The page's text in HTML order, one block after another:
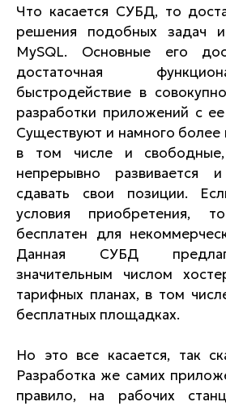
Что касается СУБД, то
решения подобных задач
MySQL. Основные его
достаточная
быстродействие в
разработки приложений с
Существуют и намного
в том числе и
непрерывно развивается
сдавать свои позиции.
условия приобретения,
бесплатен для
Данная СУБД
значительным числом
тарифных планах, в том
бесплатных площадках.
Но это все касается, так
Разработка же самих
правило, на рабочих